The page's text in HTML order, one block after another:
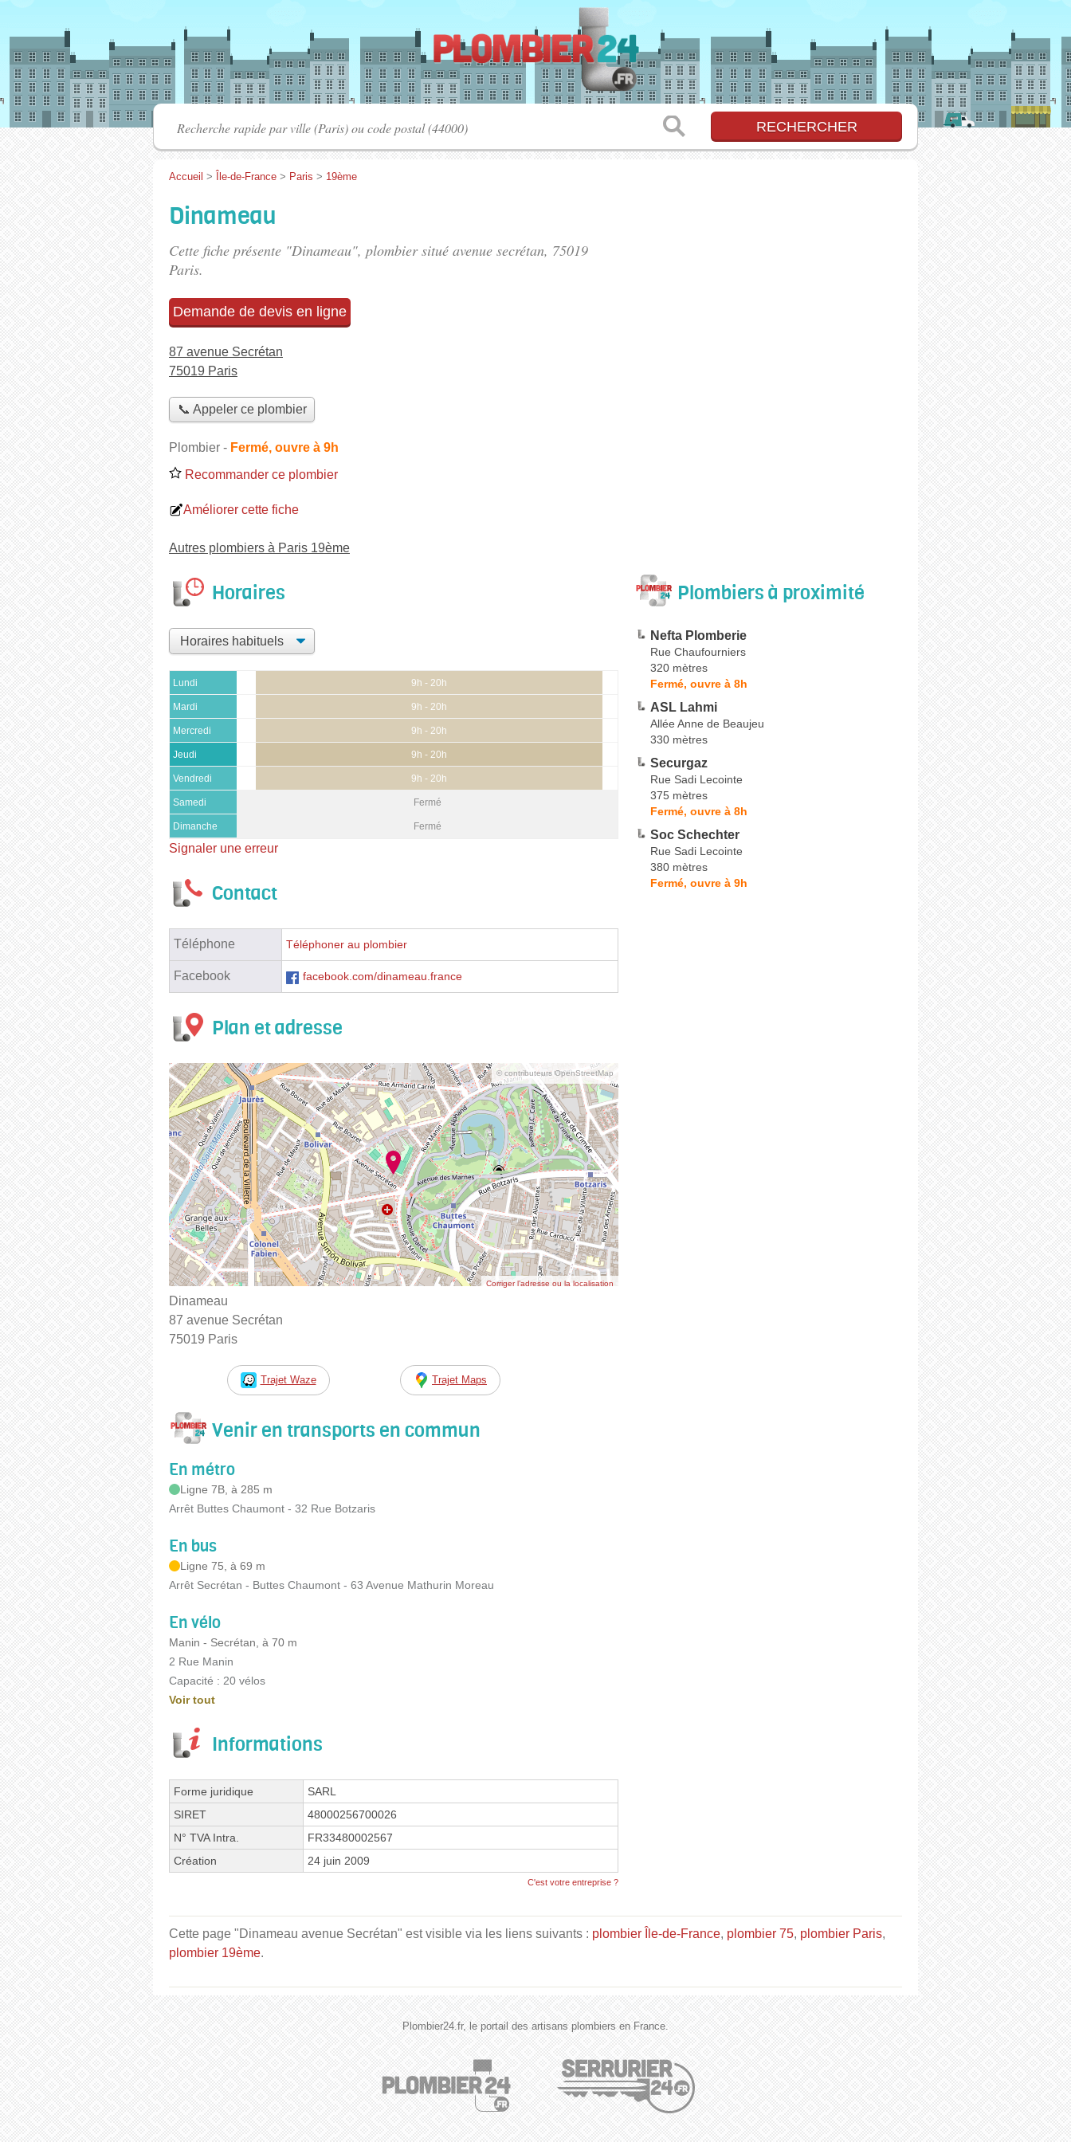
Accueil > Île-de-France > Paris > 19ème
Dinameau
Cette fiche présente "Dinameau", plombier situé avenue secrétan, 75019
Paris.
Demande de devis en ligne
87 avenue Secrétan
75019 Paris
📞 Appeler ce plombier
Plombier - Fermé, ouvre à 9h
Recommander ce plombier
Améliorer cette fiche
Autres plombiers à Paris 19ème
Horaires
Lundi 9h - 20h
Mardi 9h - 20h
Mercredi 9h - 20h
Jeudi 9h - 20h
Vendredi 9h - 20h
Samedi Fermé
Dimanche Fermé
Signaler une erreur
Contact
Téléphone Téléphoner au plombier
Facebook facebook.com/dinameau.france
Plan et adresse
© contributeurs OpenStreetMap
Corriger l’adresse ou la localisation
Dinameau
87 avenue Secrétan
75019 Paris
Trajet Waze Trajet Maps
Venir en transports en commun
En métro
Ligne 7B, à 285 m
Arrêt Buttes Chaumont - 32 Rue Botzaris
En bus
Ligne 75, à 69 m
Arrêt Secrétan - Buttes Chaumont - 63 Avenue Mathurin Moreau
En vélo
Manin - Secrétan, à 70 m
2 Rue Manin
Capacité : 20 vélos
Voir tout
Informations
Forme juridique
SARL
SIRET
48000256700026
N° TVA Intra.
FR33480002567
Création
24 juin 2009
C'est votre entreprise ?
Plombiers à proximité
Nefta Plomberie
Rue Chaufourniers
320 mètres
Fermé, ouvre à 8h
ASL Lahmi
Allée Anne de Beaujeu
330 mètres
Securgaz
Rue Sadi Lecointe
375 mètres
Fermé, ouvre à 8h
Soc Schechter
Rue Sadi Lecointe
380 mètres
Fermé, ouvre à 9h
Cette page "Dinameau avenue Secrétan" est visible via les liens suivants : plombier Île-de-France, plombier 75, plombier Paris,
plombier 19ème.
Plombier24.fr, le portail des artisans plombiers en France.